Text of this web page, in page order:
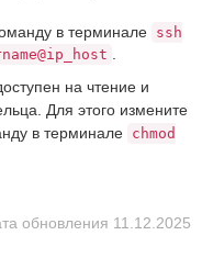
в терминале ssh
на чтение и
Для этого измените
в терминале chmod
обновления 11.12.2025